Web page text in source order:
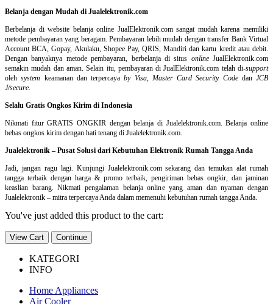
Belanja dengan Mudah di Jualelektronik.com
Berbelanja diwebsite belanja online JualElektronik.com sangat mudah karena memiliki
metode pembayaran yang beragam. Pembayaran lebih mudah dengan transfer Bank Virtual
Account BCA, Gopay, Akulaku, Shopee Pay, QRIS, Mandiri dan kartu kredit atau debit.
Dengan banyaknya metode pembayaran, berbelanja di situs onlineJualElektronik.com
semakin mudah dan aman. Selain itu, pembayaran di JualElektronik.com telah di-support
olehsystem keamanan dan terpercayaby Visa, Master Card Security Codedan JCB
J/secure.
Selalu Gratis Ongkos Kirim di Indonesia
Nikmati fitur GRATIS ONGKIR dengan belanja di Jualelektronik.com. Belanja online
bebas ongkos kirim dengan hati tenang di Jualelektronik.com.
Jualelektronik – Pusat Solusi dari Kebutuhan Elektronik Rumah Tangga Anda
Jadi, jangan ragu lagi. Kunjungi Jualelektronik.com sekarang dan temukan alat rumah
tangga terbaik dengan harga & promo terbaik, pengiriman bebas ongkir, dan jaminan
keaslian barang. Nikmati pengalaman belanja online yang aman dan nyaman dengan
Jualelektronik – mitra terpercaya Anda dalam memenuhi kebutuhan rumah tangga Anda.
You've just added this product to the cart:
View Cart Continue
KATEGORI
INFO
Home Appliances
Air Cooler